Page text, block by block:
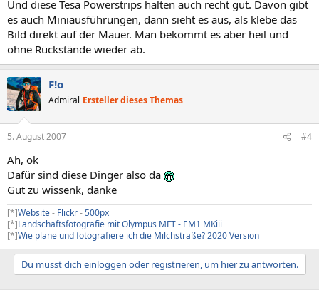
Und diese Tesa Powerstrips halten auch recht gut. Davon gibt
es auch Miniausführungen, dann sieht es aus, als klebe das
Bild direkt auf der Mauer. Man bekommt es aber heil und
ohne Rückstände wieder ab.
F!o
Admiral Ersteller dieses Themas
5. August 2007 #4
Ah, ok
Dafür sind diese Dinger also da
Gut zu wissenk, danke
[*]Website- Flickr-500px
[*]Landschaftsfotografie mit Olympus MFT - EM1 MKiii
[*]Wie plane und fotografiere ich die Milchstraße? 2020 Version
Du musst dich einloggen oder registrieren, um hier zu antworten.